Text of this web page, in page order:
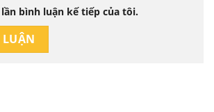
bình luận kế tiếp của tôi.